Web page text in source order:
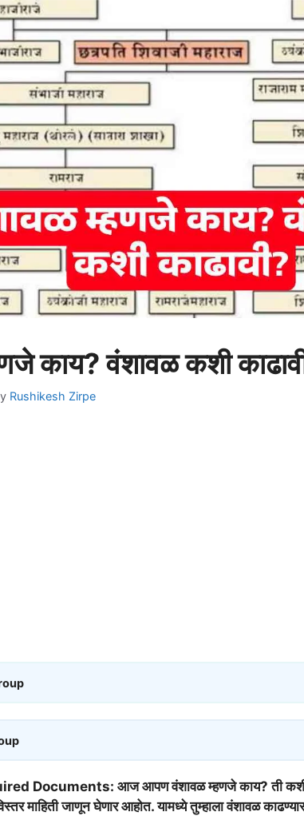
काय? वंशावळ कशी
Rushikesh Zirpe
Documents: आज आपण वंशावळ म्हणजे काय? ती कशी
माहिती जाणून घेणार आहोत. यामध्ये तुम्हाला वंशावळ